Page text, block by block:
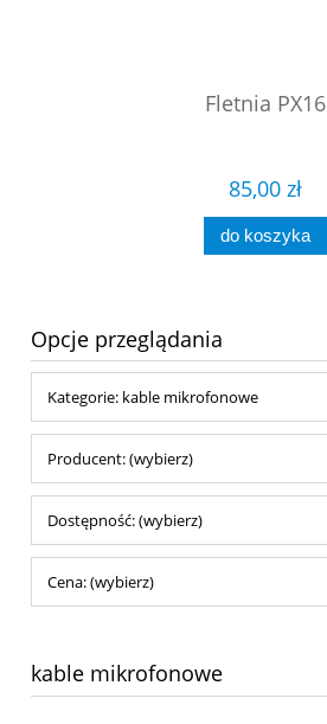
Fletnia PX16
85,00 zł
do koszyka
Opcje przeglądania
Kategorie: kable mikrofonowe
Producent: (wybierz)
Dostępność: (wybierz)
Cena: (wybierz)
kable mikrofonowe